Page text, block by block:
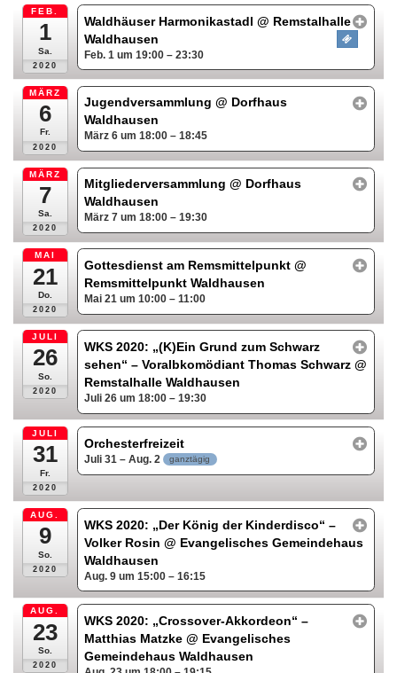
FEB.
1
Sa.
2020
Waldhäuser Harmonikastadl@ Remstalhalle
Waldhausen
Feb. 1 um 19:00 – 23:30
MÄRZ
6
Fr.
2020
Jugendversammlung@ Dorfhaus
Waldhausen
März 6 um 18:00 – 18:45
MÄRZ
7
Sa.
2020
Mitgliederversammlung@ Dorfhaus
Waldhausen
März 7 um 18:00 – 19:30
MAI
21
Do.
2020
Gottesdienst am Remsmittelpunkt@
Remsmittelpunkt Waldhausen
Mai 21 um 10:00 – 11:00
JULI
26
So.
2020
WKS 2020: „(K)Ein Grund zum Schwarz
sehen“ – Voralbkomödiant Thomas Schwarz@
Remstalhalle Waldhausen
Juli 26 um 18:00 – 19:30
JULI
31
Fr.
2020
Orchesterfreizeit
Juli 31 – Aug. 2 ganztägig
AUG.
9
So.
2020
WKS 2020: „Der König der Kinderdisco“ –
Volker Rosin@ Evangelisches Gemeindehaus
Waldhausen
Aug. 9 um 15:00 – 16:15
AUG.
23
So.
2020
WKS 2020: „Crossover-Akkordeon“ –
Matthias Matzke@ Evangelisches
Gemeindehaus Waldhausen